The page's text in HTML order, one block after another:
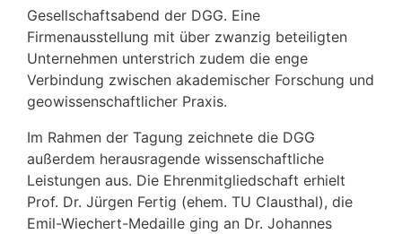
Gesellschaftsabend der DGG. Eine
Firmenausstellung mit über zwanzig beteiligten
Unternehmen unterstrich zudem die enge
Verbindung zwischen akademischer Forschung und
geowissenschaftlicher Praxis.
Im Rahmen der Tagung zeichnete die DGG
außerdem herausragende wissenschaftliche
Leistungen aus. Die Ehrenmitgliedschaft erhielt
Prof. Dr. Jürgen Fertig (ehem. TU Clausthal), die
Emil-Wiechert-Medaille ging an Dr. Johannes